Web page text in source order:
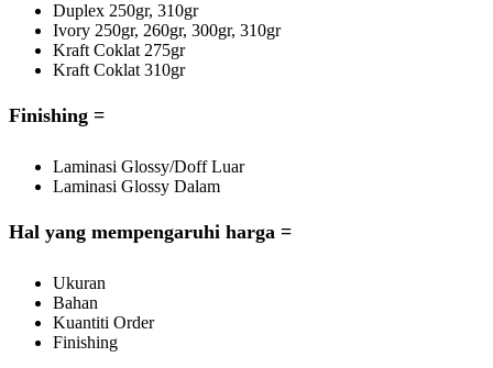
Duplex 250gr, 310gr
Ivory 250gr, 260gr, 300gr, 310gr
Kraft Coklat 275gr
Kraft Coklat 310gr
Finishing =
Laminasi Glossy/Doff Luar
Laminasi Glossy Dalam
Hal yang mempengaruhi harga =
Ukuran
Bahan
Kuantiti Order
Finishing